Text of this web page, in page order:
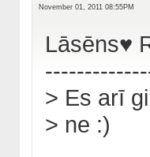
November 01, 2011 08:55PM
Lāsēns♥
> Es arī
> ne :)